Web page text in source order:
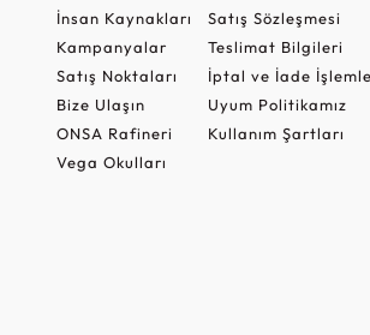
İnsan Kaynakları
Kampanyalar
Satış Noktaları
Bize Ulaşın
ONSA Rafineri
Vega Okulları
Satış Sözleşmesi
Teslimat Bilgileri
İptal ve İade
Uyum Politikamız
Kullanım Şartları